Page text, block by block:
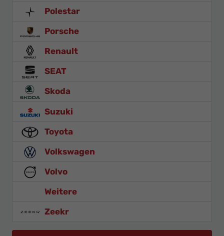
Polestar
Porsche
Renault
SEAT
Skoda
Suzuki
Toyota
Volkswagen
Volvo
Weitere
Zeekr